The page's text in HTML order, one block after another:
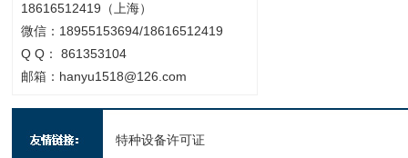
18616512419（上海）
微信：18955153694/18616512419
Q Q： 861353104
邮箱：hanyu1518@126.com
特种设备许可证